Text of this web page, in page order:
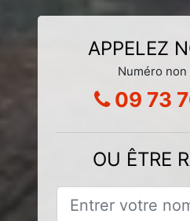
APPELEZ
Numéro
09 73
OU ÊTRE